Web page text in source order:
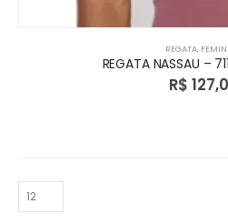
REGATA,
REGATA NASSAU –
R$